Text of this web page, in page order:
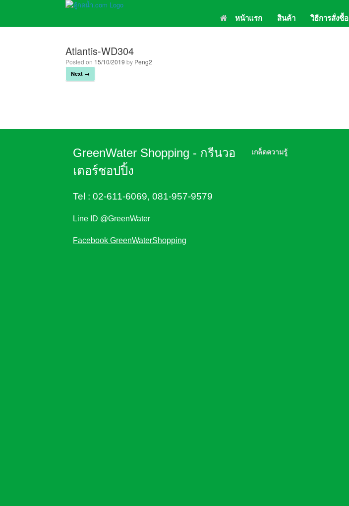
หน้าแรก สินค้า วิธีการสั่งซื้อ
Atlantis-WD304
Posted on 15/10/2019 by Peng2
Next →
GreenWater Shopping - กรีนวอ
เตอร์ชอปปิ้ง
Tel : 02-611-6069, 081-957-9579
Line ID @GreenWater
Facebook GreenWaterShopping
เกล็ดความรู้